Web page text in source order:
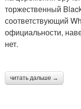
торжественный
соответствующий
официальности,
нет.
читать дальше →